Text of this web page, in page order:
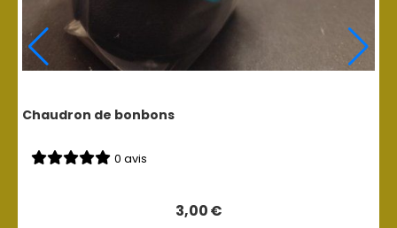
Chaudron de bonbons
0 avis
3,00€